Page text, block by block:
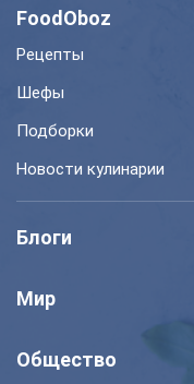
FoodOboz
Рецепты
Шефы
Подборки
Новости кулинарии
Блоги
Мир
Общество